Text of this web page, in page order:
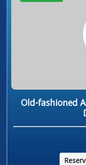
Old-fashioned